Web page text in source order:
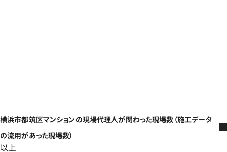
横浜市都筑区マンションの現場代理人が関わった現場数（施工データ
の流用があった現場数）
以上